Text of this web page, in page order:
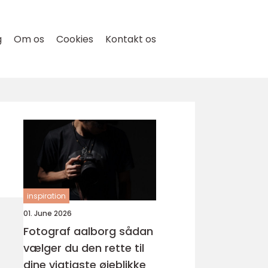
Om os Cookies Kontakt os
inspiration
01. June 2026
Fotograf aalborg sådan
vælger du den rette til
dine vigtigste øjeblikke